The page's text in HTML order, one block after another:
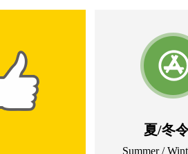
夏/冬
Summer /